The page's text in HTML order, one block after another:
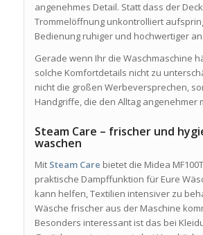
angenehmes Detail. Statt dass der
Trommelöffnung unkontrolliert
Bedienung ruhiger und hochwertiger an.
Gerade wenn Ihr die Waschmaschine
solche Komfortdetails nicht zu
nicht die großen Werbeversprechen,
Handgriffe, die den Alltag angenehmer
Steam Care – frischer und
waschen
Mit Steam Care bietet die Midea
praktische Dampffunktion für Eure
kann helfen, Textilien intensiver zu
Wäsche frischer aus der Maschine
Besonders interessant ist das bei